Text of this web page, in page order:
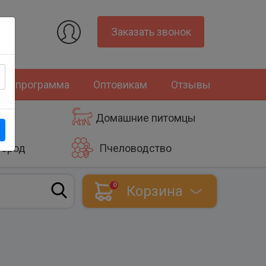
Заказать звонок
программа Оптовикам Отзывы
Домашние питомцы
Пчеловодство
0 Корзина